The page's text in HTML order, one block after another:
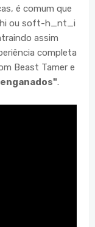
é comum que
ou soft-h_nt_i
assim
completa
Beast Tamer e
.